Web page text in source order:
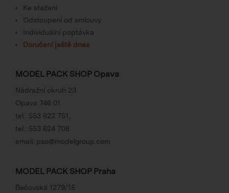
Ke stažení
Odstoupení od smlouvy
Individuální poptávka
Doručení ještě dnes
MODEL PACK SHOP Opava
Nádražní okruh 23
Opava 746 01
tel.: 553 622 751
tel.: 553 624 708
email: pso@modelgroup.com
MODEL PACK SHOP Praha
Bečovská 1279/15